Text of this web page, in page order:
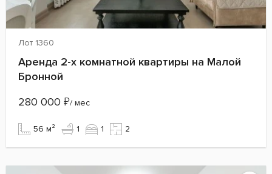
Лот 1360
Аренда 2-х комнатной квартиры на Малой
Бронной
280 000 ₽/ мес
56 м² 1 1 2